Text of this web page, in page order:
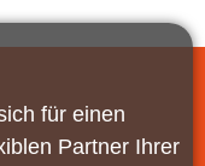
für einen
Partner Ihrer